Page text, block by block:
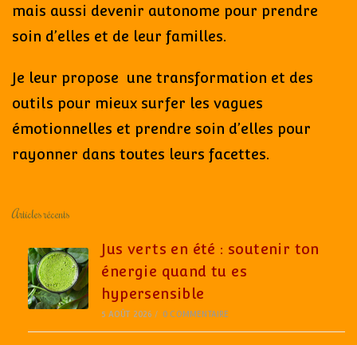
mais aussi devenir autonome pour prendre
soin d’elles et de leur familles.
Je leur propose une transformation et des
outils pour mieux surfer les vagues
émotionnelles et prendre soin d’elles pour
rayonner dans toutes leurs facettes.
Articles récents
Jus verts en été : soutenir ton
énergie quand tu es
hypersensible
5 AOÛT 2026 / 0 COMMENTAIRE